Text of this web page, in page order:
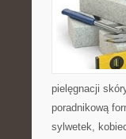
pielęgnacji
poradnikową
sylwetek,